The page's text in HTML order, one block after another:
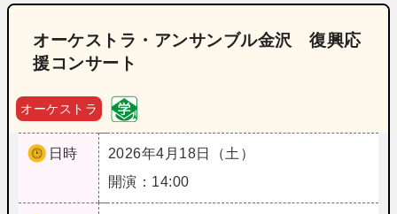
オーケストラ・アンサンブル金沢 復興応
援コンサート
オーケストラ
日時
2026年4月18日（土）
開演：14:00